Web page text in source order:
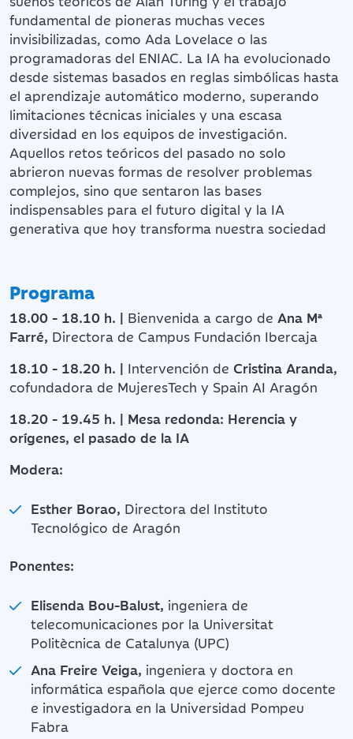
fundamental de pioneras muchas veces
invisibilizadas, como Ada Lovelace o las
programadoras del ENIAC. La IA ha evolucionado
desde sistemas basados en reglas simbólicas hasta
el aprendizaje automático moderno, superando
limitaciones técnicas iniciales y una escasa
diversidad en los equipos de investigación.
Aquellos retos teóricos del pasado no solo
abrieron nuevas formas de resolver problemas
complejos, sino que sentaron las bases
indispensables para el futuro digital y la IA
generativa que hoy transforma nuestra sociedad
Programa
18.00 - 18.10 h. | Bienvenida a cargo de Ana Mª
Farré, Directora de Campus Fundación Ibercaja
18.10 - 18.20 h. | Intervención de Cristina Aranda,
cofundadora de MujeresTech y Spain AI Aragón
18.20 - 19.45 h. | Mesa redonda: Herencia y
orígenes, el pasado de la IA
Modera:
Esther Borao, Directora del Instituto
Tecnológico de Aragón
Ponentes:
Elisenda Bou-Balust, ingeniera de
telecomunicaciones por la Universitat
Politècnica de Catalunya (UPC)
Ana Freire Veiga, ingeniera y doctora en
informática española que ejerce como docente
e investigadora en la Universidad Pompeu
Fabra